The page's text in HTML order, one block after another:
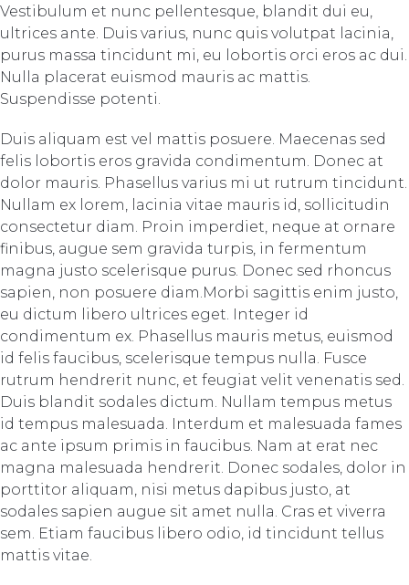
Vestibulum et nunc pellentesque, blandit dui eu,
ultrices ante. Duis varius, nunc quis volutpat lacinia,
purus massa tincidunt mi, eu lobortis orci eros ac dui.
Nulla placerat euismod mauris ac mattis.
Suspendisse potenti.
Duis aliquam est vel mattis posuere. Maecenas sed
felis lobortis eros gravida condimentum. Donec at
dolor mauris. Phasellus varius mi ut rutrum tincidunt.
Nullam ex lorem, lacinia vitae mauris id, sollicitudin
consectetur diam. Proin imperdiet, neque at ornare
finibus, augue sem gravida turpis, in fermentum
magna justo scelerisque purus. Donec sed rhoncus
sapien, non posuere diam.Morbi sagittis enim justo,
eu dictum libero ultrices eget. Integer id
condimentum ex. Phasellus mauris metus, euismod
id felis faucibus, scelerisque tempus nulla. Fusce
rutrum hendrerit nunc, et feugiat velit venenatis sed.
Duis blandit sodales dictum. Nullam tempus metus
id tempus malesuada. Interdum et malesuada fames
ac ante ipsum primis in faucibus. Nam at erat nec
magna malesuada hendrerit. Donec sodales, dolor in
porttitor aliquam, nisi metus dapibus justo, at
sodales sapien augue sit amet nulla. Cras et viverra
sem. Etiam faucibus libero odio, id tincidunt tellus
mattis vitae.